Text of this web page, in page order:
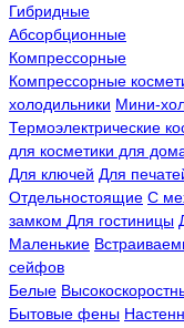
Гибридные
Абсорбционные
Компрессорные
Компрессорные
холодильники Мини-
Термоэлектрические
для косметики для
Для ключей Для
Отдельностоящие С
замком Для гостиницы
Маленькие
сейфов
Белые
Бытовые фены